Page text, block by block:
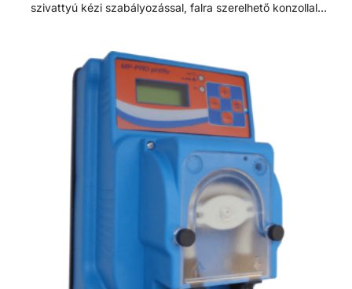
szivattyú kézi szabályozással, falra szerelhető konzollal,
funkció. A membrános adagoló szivattyú teljesítménye 10 -
100% között kézzel szabályozható. - 2/3/5/6/8/10/15/17 l/h
- 12/11/9/8/5/4/2/1 bar Tartozékok: - Injektor szelep -
4x6 nyomó oldali vegyszercső - 1,5mt PVC 4x6 légtelenítő
vezeték